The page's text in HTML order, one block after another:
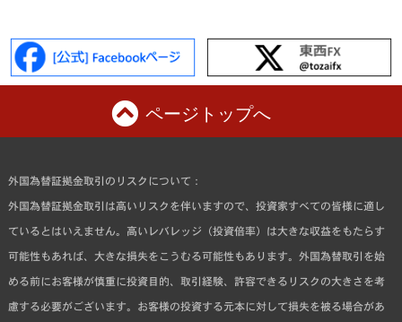
ページトップへ
外国為替証拠金取引のリスクについて：
外国為替証拠金取引は高いリスクを伴いますので、投資家すべての皆様に適し
ているとはいえません。高いレバレッジ（投資倍率）は大きな収益をもたらす
可能性もあれば、大きな損失をこうむる可能性もあります。外国為替取引を始
める前にお客様が慎重に投資目的、取引経験、許容できるリスクの大きさを考
慮する必要がございます。お客様の投資する元本に対して損失を被る場合があ